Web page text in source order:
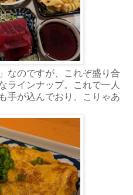
なのですが、これぞ盛り合
ラインナップ。これで一人
手が込んでおり、こりゃあ